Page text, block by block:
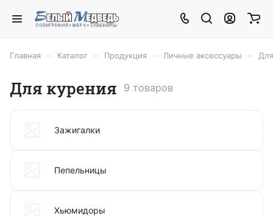
Главная Каталог Продукция Личные аксессуары
Для курения 9 товаров
Зажигалки
Пепельницы
Хьюмидоры